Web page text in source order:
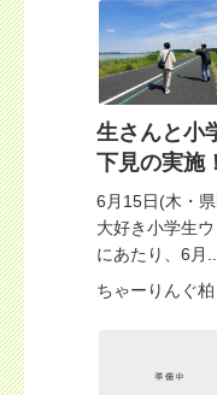
生さんと小
下見の実施
6月15日(木・
大好き小学生
にあたり、6月...
ちゃーりんぐ柏